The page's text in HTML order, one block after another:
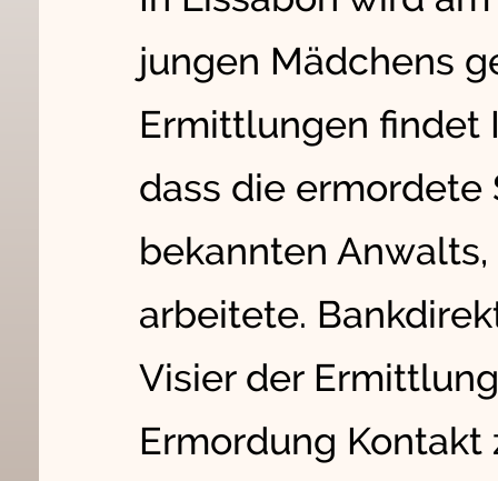
jungen Mädchens
Ermittlungen findet
dass die ermordete
bekannten
arbeitete.
Visier der
Ermordung Kontakt